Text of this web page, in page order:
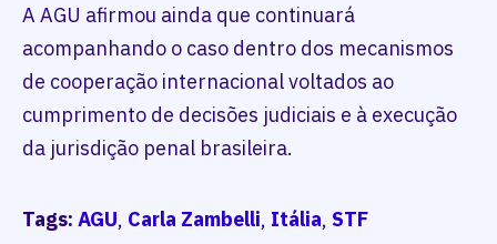
A AGU afirmou ainda que continuará
acompanhando o caso dentro dos mecanismos
de cooperação internacional voltados ao
cumprimento de decisões judiciais e à execução
da jurisdição penal brasileira.
Tags: AGU, Carla Zambelli, Itália, STF